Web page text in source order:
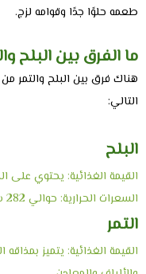
طعمه حلوًا جدًا وقوامه لزج.
ما الفرق بين البلح
هناك فرق بين البلح والتمر
التالي:
البلح
القيمة الغذائية: يحتوي على
السعرات الحرارية: حوالي 282 سعرة حرارية لكل 100 جرام.
التمر
القيمة الغذائية: يتميز